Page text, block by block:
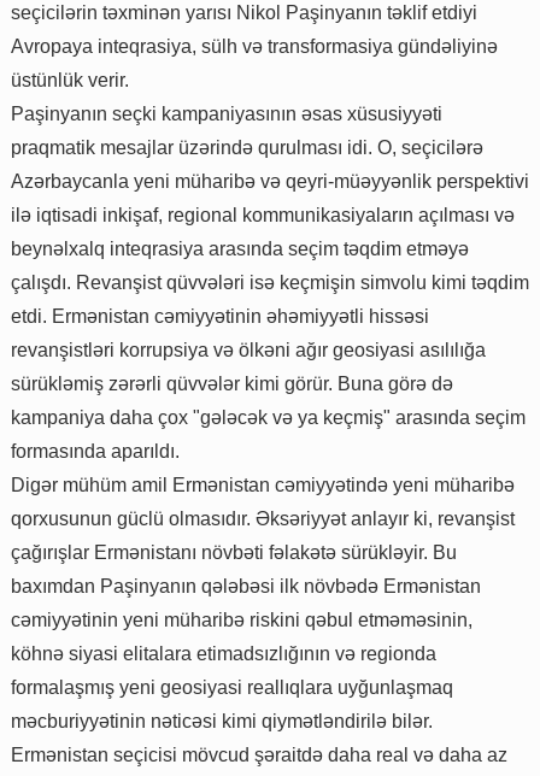
seçicilərin təxminən yarısı Nikol Paşinyanın təklif etdiyi
Avropaya inteqrasiya, sülh və transformasiya gündəliyinə
üstünlük verir.
Paşinyanın seçki kampaniyasının əsas xüsusiyyəti
praqmatik mesajlar üzərində qurulması idi. O, seçicilərə
Azərbaycanla yeni müharibə və qeyri-müəyyənlik perspektivi
ilə iqtisadi inkişaf, regional kommunikasiyaların açılması və
beynəlxalq inteqrasiya arasında seçim təqdim etməyə
çalışdı. Revanşist qüvvələri isə keçmişin simvolu kimi təqdim
etdi. Ermənistan cəmiyyətinin əhəmiyyətli hissəsi
revanşistləri korrupsiya və ölkəni ağır geosiyasi asılılığa
sürükləmiş zərərli qüvvələr kimi görür. Buna görə də
kampaniya daha çox "gələcək və ya keçmiş" arasında seçim
formasında aparıldı.
Digər mühüm amil Ermənistan cəmiyyətində yeni müharibə
qorxusunun güclü olmasıdır. Əksəriyyət anlayır ki, revanşist
çağırışlar Ermənistanı növbəti fəlakətə sürükləyir. Bu
baxımdan Paşinyanın qələbəsi ilk növbədə Ermənistan
cəmiyyətinin yeni müharibə riskini qəbul etməməsinin,
köhnə siyasi elitalara etimadsızlığının və regionda
formalaşmış yeni geosiyasi reallıqlara uyğunlaşmaq
məcburiyyətinin nəticəsi kimi qiymətləndirilə bilər.
Ermənistan seçicisi mövcud şəraitdə daha real və daha az